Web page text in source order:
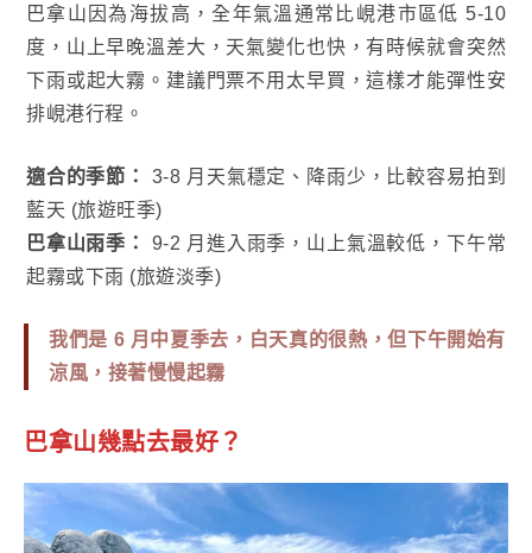
巴拿山因為海拔高，全年氣溫通常比峴港市區低 5-10
度，山上早晚溫差大，天氣變化也快，有時候就會突然
下雨或起大霧。建議門票不用太早買，這樣才能彈性安
排峴港行程。
適合的季節：
3-8 月天氣穩定、降雨少，比較容易拍到
藍天 (旅遊旺季)
巴拿山雨季：
9-2 月進入雨季，山上氣溫較低，下午常
起霧或下雨 (旅遊淡季)
我們是 6 月中夏季去，白天真的很熱，但下午開始有
涼風，接著慢慢起霧
巴拿山幾點去最好 ？